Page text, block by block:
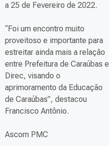
a 25 de Fevereiro de 2022.
“Foi um encontro muito
proveitoso e importante para
estreitar ainda mais a relação
entre Prefeitura de Caraúbas e
Direc, visando o
aprimoramento da Educação
de Caraúbas”, destacou
Francisco Antônio.
Ascom PMC